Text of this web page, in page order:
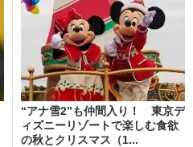
“アナ雪2”も仲間入り！ 東京デ
ィズニーリゾートで楽しむ食欲
の秋とクリスマス（1...